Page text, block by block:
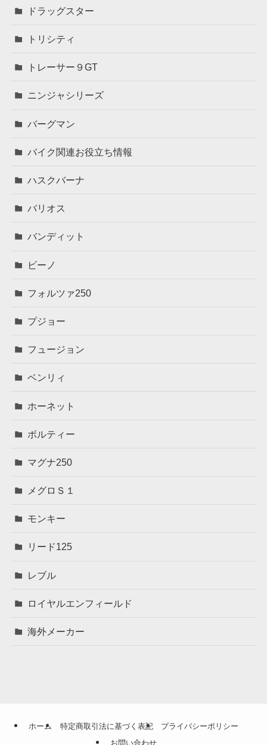
ドラッグスター
トリシティ
トレーサー９GT
ニンジャシリーズ
バーグマン
バイク関連お役立ち情報
ハスクバーナ
バリオス
バンディット
ビーノ
フォルツァ250
プジョー
フュージョン
ベンリィ
ホーネット
ボルティー
マグナ250
メグロＳ１
モンキー
リード125
レブル
ロイヤルエンフィールド
海外メーカー
ホーム 特定商取引法に基づく表記
プライバシーポリシー
お問い合わせ